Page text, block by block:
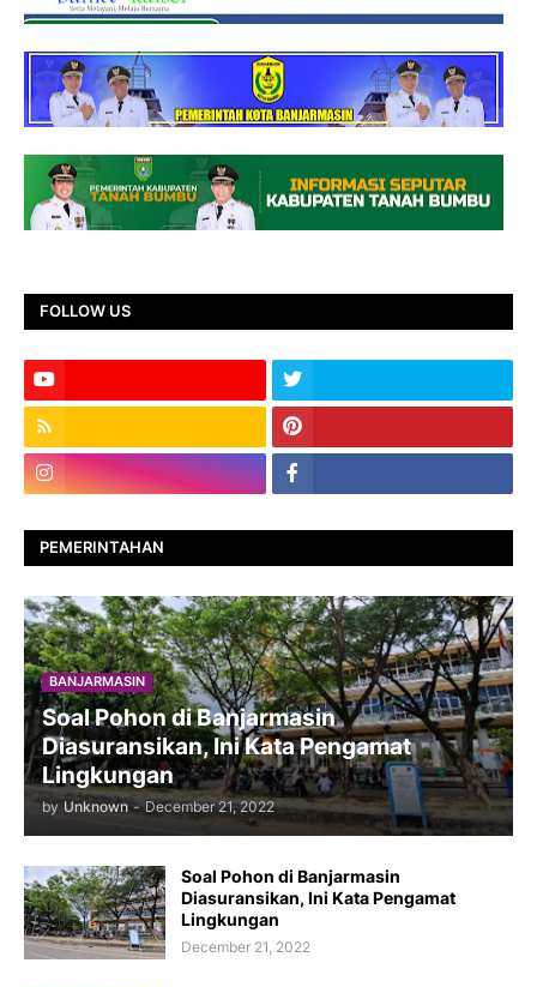
FOLLOW US
PEMERINTAHAN
BANJARMASIN
Soal Pohon di Banjarmasin
Diasuransikan, Ini Kata Pengamat
Lingkungan
by Unknown - December 21, 2022
Soal Pohon di Banjarmasin
Diasuransikan, Ini Kata Pengamat
Lingkungan
December 21, 2022